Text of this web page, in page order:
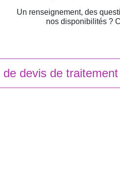
Un renseignement, des
nos disponibilités ?
devis de